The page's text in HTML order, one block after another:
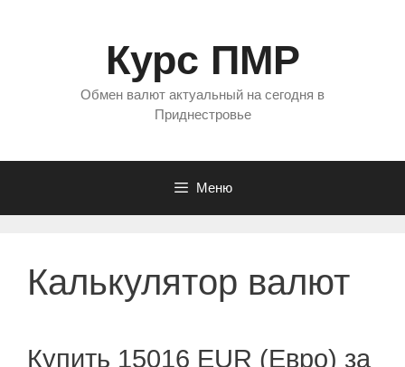
Курс ПМР
Обмен валют актуальный на сегодня в
Приднестровье
Меню
Калькулятор валют
Купить 15016 EUR (Евро) за